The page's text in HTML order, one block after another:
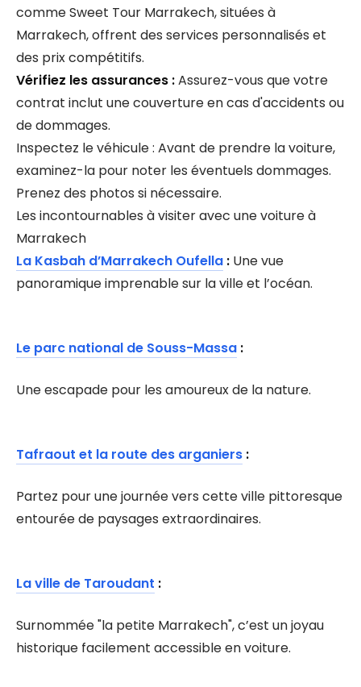
comme Sweet Tour Marrakech, situées à
Marrakech, offrent des services personnalisés et
des prix compétitifs.
Vérifiez les assurances :Assurez-vous que votre
contrat inclut une couverture en cas d'accidents ou
de dommages.
Inspectez le véhicule : Avant de prendre la voiture,
examinez-la pour noter les éventuels dommages.
Prenez des photos si nécessaire.
Les incontournables à visiter avec une voiture à
Marrakech
La Kasbah d’Marrakech Oufella : Une vue
panoramique imprenable sur la ville et l’océan.
Le parc national de Souss-Massa :
Une escapade pour les amoureux de la nature.
Tafraout et la route des arganiers :
Partez pour une journée vers cette ville pittoresque
entourée de paysages extraordinaires.
La ville de Taroudant :
Surnommée "la petite Marrakech", c’est un joyau
historique facilement accessible en voiture.